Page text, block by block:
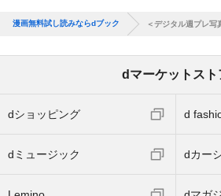
漫画無料試し読みならdブック ＜デジタル週プレ
dマーケットスト
dショッピング d
dミュージック dカー